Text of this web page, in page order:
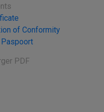
of Conformity
PDF